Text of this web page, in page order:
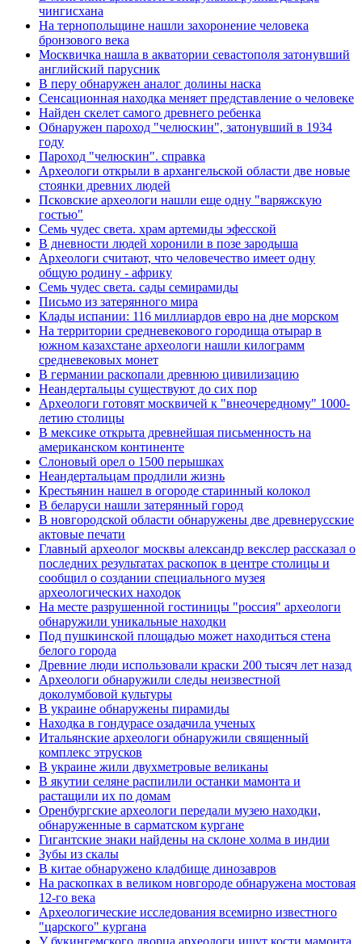
чингисхана
На тернопольщине нашли захоронение человека
бронзового века
Москвичка нашла в акватории севастополя затонувший
английский парусник
В перу обнаружен аналог долины наска
Сенсационная находка меняет представление о человеке
Найден скелет самого древнего ребенка
Обнаружен пароход "челюскин", затонувший в 1934
году
Пароход "челюскин". справка
Археологи открыли в архангельской области две новые
стоянки древних людей
Псковские археологи нашли еще одну "варяжскую
гостью"
Семь чудес света. храм артемиды эфесской
В дневности людей хоронили в позе зародыша
Археологи считают, что человечество имеет одну
общую родину - африку
Семь чудес света. сады семирамиды
Письмо из затерянного мира
Клады испании: 116 миллиардов евро на дне морском
На территории средневекового городища отырар в
южном казахстане археологи нашли килограмм
средневековых монет
В германии раскопали древнюю цивилизацию
Неандертальцы существуют до сих пор
Археологи готовят москвичей к "внеочередному" 1000-
летию столицы
В мексике открыта древнейшая письменность на
американском континенте
Слоновый орел о 1500 перышках
Неандертальцам продлили жизнь
Крестьянин нашел в огороде старинный колокол
В беларуси нашли затерянный город
В новгородской области обнаружены две древнерусские
актовые печати
Главный археолог москвы александр векслер рассказал о
последних результатах раскопок в центре столицы и
сообщил о создании специального музея
археологических находок
На месте разрушенной гостиницы "россия" археологи
обнаружили уникальные находки
Под пушкинской площадью может находиться стена
белого города
Древние люди использовали краски 200 тысяч лет назад
Археологи обнаружили следы неизвестной
доколумбовой культуры
В украине обнаружены пирамиды
Находка в гондурасе озадачила ученых
Итальянские археологи обнаружили священный
комплекс этрусков
В украине жили двухметровые великаны
В якутии селяне распилили останки мамонта и
растащили их по домам
Оренбургские археологи передали музею находки,
обнаруженные в сарматском кургане
Гигантские знаки найдены на склоне холма в индии
Зубы из скалы
В китае обнаружено кладбище динозавров
На раскопках в великом новгороде обнаружена мостовая
12-го века
Археологические исследования всемирно известного
"царского" кургана
У букингемского дворца археологи ищут кости мамонта